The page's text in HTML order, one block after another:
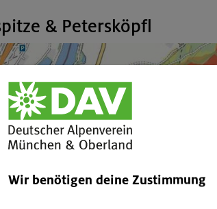
& Petersköpfl
Wir benötigen deine Zustimmung